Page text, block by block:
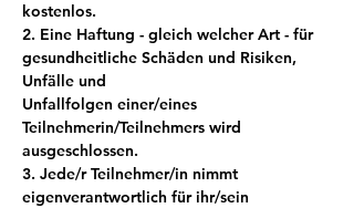
kostenlos.
2. Eine Haftung - gleich welcher Art - für
gesundheitliche Schäden und Risiken,
Unfälle und
Unfallfolgen einer/eines
Teilnehmerin/Teilnehmers wird
ausgeschlossen.
3. Jede/r Teilnehmer/in nimmt
eigenverantwortlich für ihr/sein